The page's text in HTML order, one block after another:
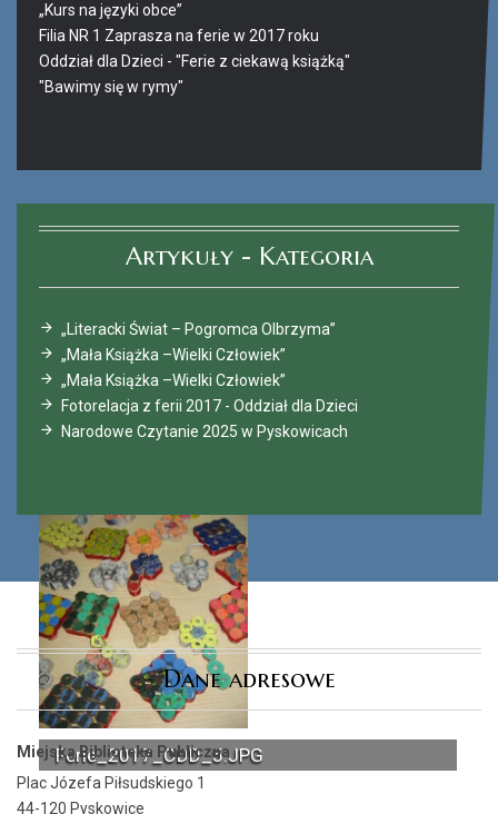
Ferie_2017_ODD_5.JPG
„Kurs na języki obce”
Filia NR 1 Zaprasza na ferie w 2017 roku
Oddział dla Dzieci - "Ferie z ciekawą książką"
"Bawimy się w rymy"
Artykuły - Kategoria
„Literacki Świat – Pogromca Olbrzyma”
„Mała Książka –Wielki Człowiek”
„Mała Książka –Wielki Człowiek”
Fotorelacja z ferii 2017 - Oddział dla Dzieci
Narodowe Czytanie 2025 w Pyskowicach
Dane adresowe
Miejska Biblioteka Publiczna
Plac Józefa Piłsudskiego 1
44-120 Pyskowice